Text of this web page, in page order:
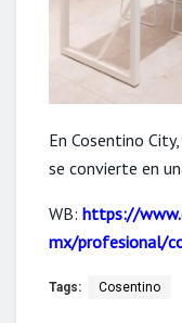
En Cosentino
se convierte en
WB: https://
mx/profesional/
Tags: Cosentino